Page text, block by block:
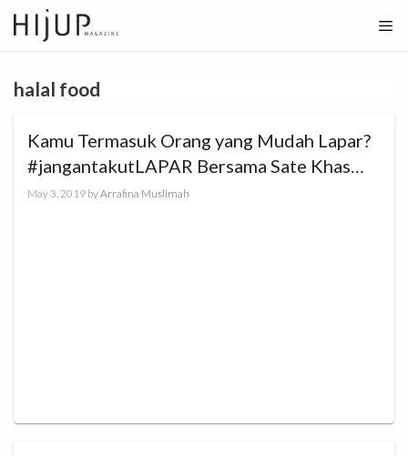
Skip
to
content
halal food
Kamu Termasuk Orang yang Mudah Lapar?
#jangantakutLAPAR Bersama Sate Khas
Senayan!
May 3, 2019 byArrafina Muslimah